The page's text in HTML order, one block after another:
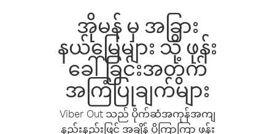
အိုမန် မှ အခြား
နယ်မြေများ သို့ ဖုန်း
ခေါ်ခြင်းအတွက်
အကြံပြုချက်များ
Viber Out သည် ပိုက်ဆံအကုန်အကျ
နည်းနည်းဖြင့် အချိန် ပိုကြာကြာ ဖုန်း